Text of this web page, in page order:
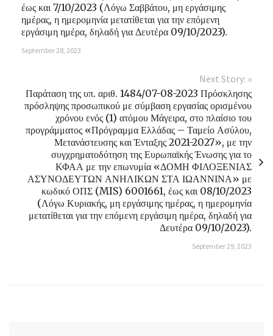
έως και 7/10/2023 (Λόγω Σαββάτου, μη εργάσιμης
ημέρας, η ημερομηνία μετατίθεται για την επόμενη
εργάσιμη ημέρα, δηλαδή για Δευτέρα 09/10/2023).
September 28, 2023
Next Story: »
Παράταση της υπ. αριθ. 1484/07-08-2023 Πρόσκλησης
πρόσληψης προσωπικού με σύμβαση εργασίας ορισμένου
χρόνου ενός (1) ατόμου Μάγειρα, στο πλαίσιο του
προγράμματος «Πρόγραμμα Ελλάδας – Ταμείο Ασύλου,
Μετανάστευσης και Ένταξης 2021-2027», με την
συγχρηματοδότηση της Ευρωπαϊκής Ένωσης για το
ΚΦΑΑ με την επωνυμία «ΔΟΜΗ ΦΙΛΟΞΕΝΙΑΣ
ΑΣΥΝΟΔΕΥΤΩΝ ΑΝΗΛΙΚΩΝ ΣΤΑ ΙΩΑΝΝΙΝΑ» με
κωδικό ΟΠΣ (MIS) 6001661, έως και 08/10/2023
(Λόγω Κυριακής, μη εργάσιμης ημέρας, η ημερομηνία
μετατίθεται για την επόμενη εργάσιμη ημέρα, δηλαδή για
Δευτέρα 09/10/2023).
September 29, 2023